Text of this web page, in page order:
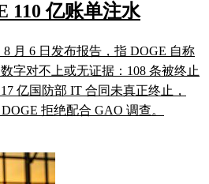
110 亿账单注水
月 6 日发布报告，指 DOGE 自称
字对不上或无证据：108 条被终止
亿国防部 IT 合同未真正终止，
拒绝配合 GAO 调查。